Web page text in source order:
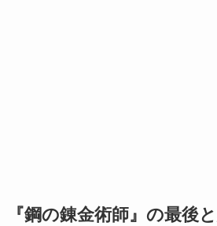
『鋼の錬金術師』の最後